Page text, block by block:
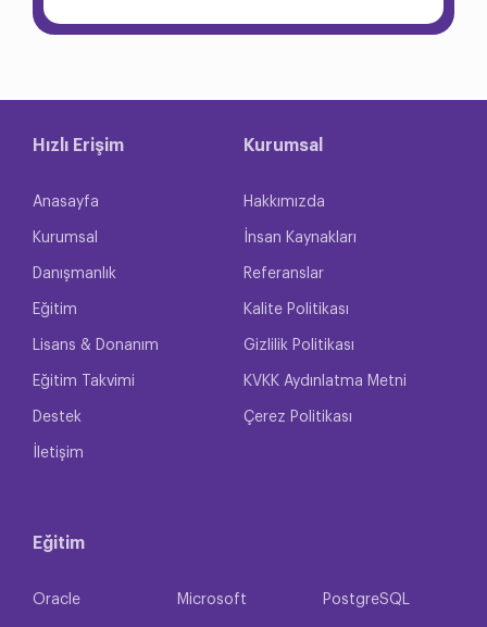
Hızlı Erişim
Anasayfa
Kurumsal
Danışmanlık
Eğitim
Lisans & Donanım
Eğitim Takvimi
Destek
İletişim
Kurumsal
Hakkımızda
İnsan Kaynakları
Referanslar
Kalite Politikası
Gizlilik Politikası
KVKK Aydınlatma Metni
Çerez Politikası
Eğitim
Oracle Microsoft PostgreSQL